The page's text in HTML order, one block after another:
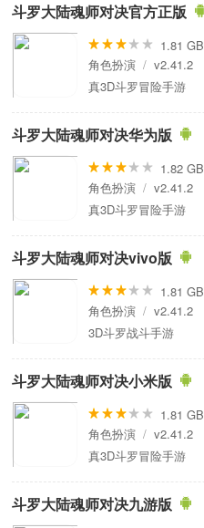
斗罗大陆魂师对决官方正版
1.81 GB
角色扮演 / v2.41.2
真3D斗罗冒险手游
斗罗大陆魂师对决华为版
1.82 GB
角色扮演 / v2.41.2
真3D斗罗冒险手游
斗罗大陆魂师对决vivo版
1.81 GB
角色扮演 / v2.41.2
3D斗罗战斗手游
斗罗大陆魂师对决小米版
1.81 GB
角色扮演 / v2.41.2
真3D斗罗冒险手游
斗罗大陆魂师对决九游版